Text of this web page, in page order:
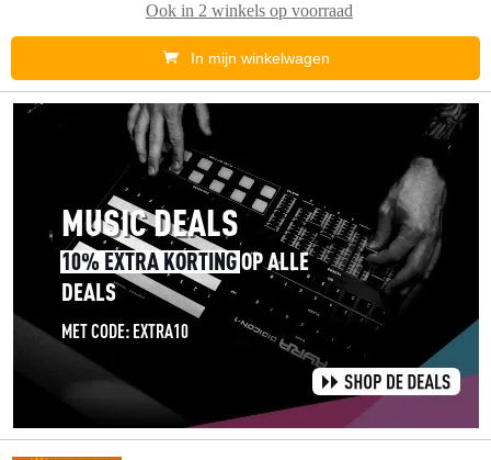
Ook in 2 winkels op voorraad
In mijn winkelwagen